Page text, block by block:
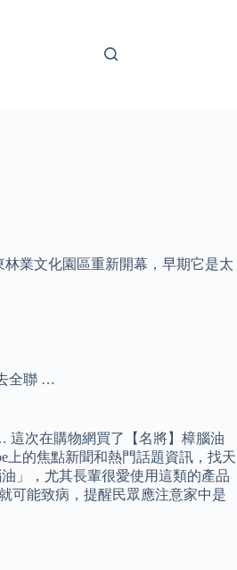
業文化園區重新開幕，早期它是太
全聯 …
這次在購物網買了【名將】樟腦油
上的焦點新聞和熱門話題資訊，找天
」，尤其長輩很愛使用這類的產品
可能致病，提醒民眾應注意家中是